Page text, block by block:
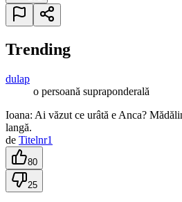
Trending
dulap
o persoană supraponderală
Ioana: Ai văzut ce urâtă e Anca?
langă.
de Titelnr1
80
25